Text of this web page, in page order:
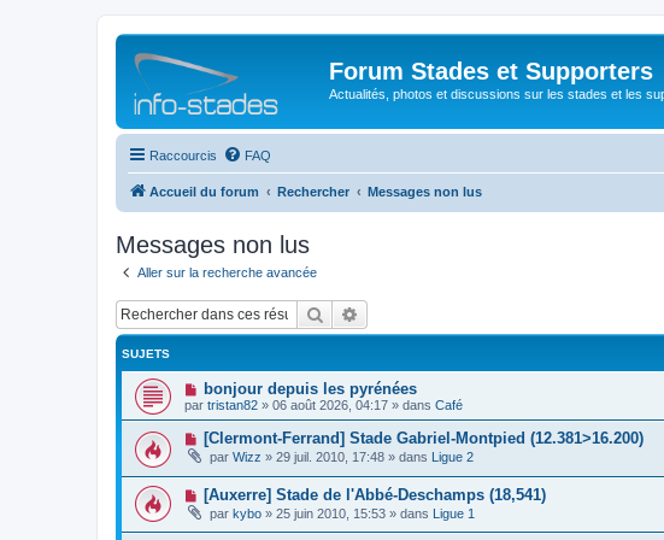
Forum Stades et Supporters
Actualités, photos et discussions sur les stades et les
Raccourcis FAQ
Accueil du forum Rechercher Messages non lus
Messages non lus
Aller sur la recherche avancée
Rechercher
SUJETS
N
o
u
v
a
m
e
s
s
bonjour depuis les pyrénées
par tristan82 » 06 août 2026, 04:17 » dans Café
N
o
u
v
e
a
u
m
[Clermont-Ferrand] Stade Gabriel-Montpied (12.381>16.200)
par Wizz » 29 juil. 2010, 17:48 » dans Ligue 2
N
o
u
v
[Auxerre] Stade de l'Abbé-Deschamps (18,541)
par kybo » 25 juin 2010, 15:53 » dans Ligue 1